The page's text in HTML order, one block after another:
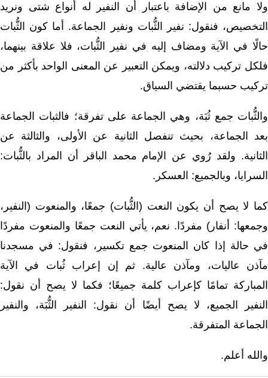
ولا مانع من الإضافة باعتبار أن النفير له أنواع شتى ونريد
التخصيص، فنقول: نفير الثُّبات ونفير الجماعة. أما كون الثُّبات
حالًا في الآية ومضاف إليه في نفير الثُّبات، فلا علاقة بينهما،
فلكل تركيب دلالته، ويمكن التعبير عن المعنى الواحد بأكثر من
تركيب حسبما يقتضي السياق.
والثُّبات جمع ثُبَة، وهي الجماعة على تفرقة؛ فالثبات الجماعة
بعد الجماعة، بحيث تنفصل الثانية عن الأولى، والثالثة عن
الثانية. ولقد رُوي عن الإمام محمد الباقر أن المراد بالثُّبات:
السرايا، وبالجميع: العسكر.
كما لا يصح أن يكون النعت (الثُّبات) جمعًا، والمنعوت (النفير،
وجمعها: أنفار) مفردًا. نعم، يأتي النعت جمعًا والمنعوت مفردًا
في حالة إذا كان المنعوت جمع تكسير، فنقول: في مسجدنا
مآذن عاليات، ومآذن عالية. ثم إن إعراب ثُبات في الآية
المباركة تمامًا كإعراب كلمة جميعًا؛ فكما لا يصح أن نقول:
النفير الجميع، لا يصح أيضًا أن نقول: النفير الثُّبَة، والنفير
الجماعة المتفرقة.
والله أعلم.